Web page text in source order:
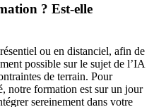
? Est-elle
ou en distanciel, afin de
possible sur le sujet de l’IA
de terrain. Pour
notre formation est sur un jour
sereinement dans votre